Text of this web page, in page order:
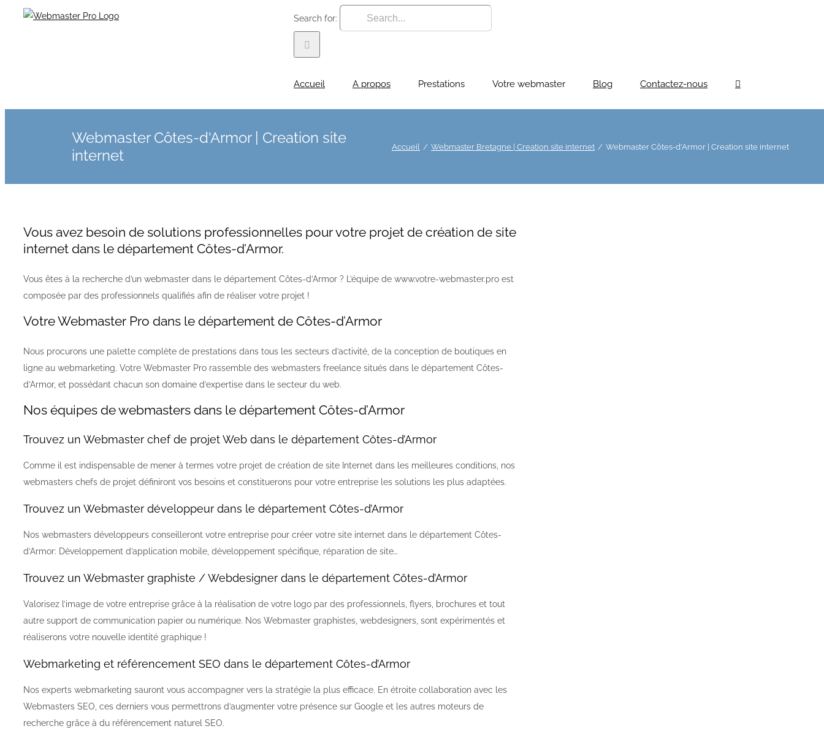
Search for:
Accueil A propos Prestations Votre webmaster Blog Contactez-nous
Webmaster Côtes-d'Armor | Creation site
internet
Accueil Webmaster Bretagne | Creation site internet Webmaster Côtes-d'Armor | Creation site internet
Vous avez besoin de solutions professionnelles pour votre projet de création de site
internet dans le département Côtes-d’Armor.
Vous êtes à la recherche d’un webmaster dans le département Côtes-d’Armor ? L’équipe de www.votre-webmaster.pro est
composée par des professionnels qualifiés afin de réaliser votre projet !
Votre Webmaster Pro dans le département de Côtes-d’Armor
Nous procurons une palette complète de prestations dans tous les secteurs d’activité, de la conception de boutiques en
ligne au webmarketing. Votre Webmaster Pro rassemble des webmasters freelance situés dans le département Côtes-
d’Armor, et possédant chacun son domaine d’expertise dans le secteur du web.
Nos équipes de webmasters dans le département Côtes-d’Armor
Trouvez un Webmaster chef de projet Web dans le département Côtes-d’Armor
Comme il est indispensable de mener à termes votre projet de création de site Internet dans les meilleures conditions, nos
webmasters chefs de projet définiront vos besoins et constituerons pour votre entreprise les solutions les plus adaptées.
Trouvez un Webmaster développeur dans le département Côtes-d’Armor
Nos webmasters développeurs conseilleront votre entreprise pour créer votre site internet dans le département Côtes-
d’Armor: Développement d’application mobile, développement spécifique, réparation de site…
Trouvez un Webmaster graphiste / Webdesigner dans le département Côtes-d’Armor
Valorisez l’image de votre entreprise grâce à la réalisation de votre logo par des professionnels, flyers, brochures et tout
autre support de communication papier ou numérique. Nos Webmaster graphistes, webdesigners, sont expérimentés et
réaliserons votre nouvelle identité graphique !
Webmarketing et référencement SEO dans le département Côtes-d’Armor
Nos experts webmarketing sauront vous accompagner vers la stratégie la plus efficace. En étroite collaboration avec les
Webmasters SEO, ces derniers vous permettrons d’augmenter votre présence sur Google et les autres moteurs de
recherche grâce à du référencement naturel SEO.